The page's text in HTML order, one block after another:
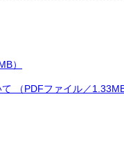
）
（PDFファイル／1.33MB